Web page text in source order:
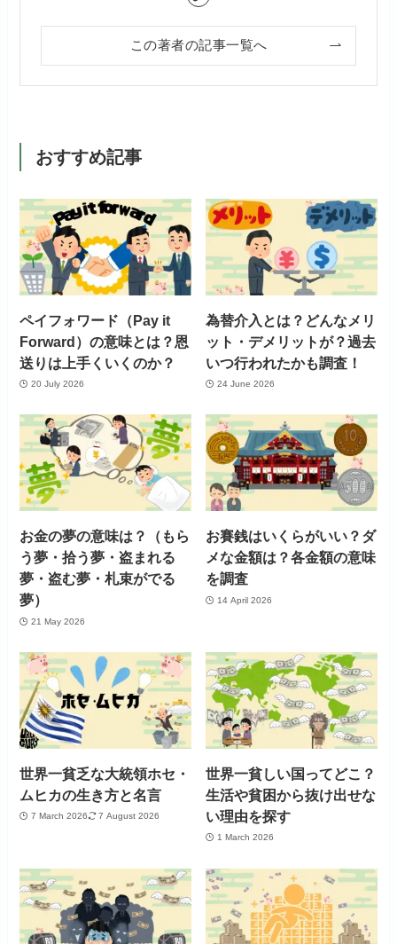
この著者の記事一覧へ
おすすめ記事
ペイフォワード（Pay it
Forward）の意味とは？恩
送りは上手くいくのか？
20 July 2026
為替介入とは？どんなメリ
ット・デメリットが？過去
いつ行われたかも調査！
24 June 2026
お金の夢の意味は？（もら
う夢・拾う夢・盗まれる
夢・盗む夢・札束がでる
夢）
21 May 2026
お賽銭はいくらがいい？ダ
メな金額は？各金額の意味
を調査
14 April 2026
世界一貧乏な大統領ホセ・
ムヒカの生き方と名言
7 March 2026 7 August 2026
世界一貧しい国ってどこ？
生活や貧困から抜け出せな
い理由を探す
1 March 2026